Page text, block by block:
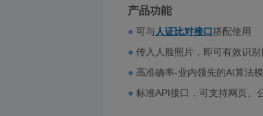
产品功能
● 可与人证比对接口搭配使用
● 传入人脸照片，即可有效识
● 高准确率-业内领先的AI算法
● 标准API接口，可支持网页、